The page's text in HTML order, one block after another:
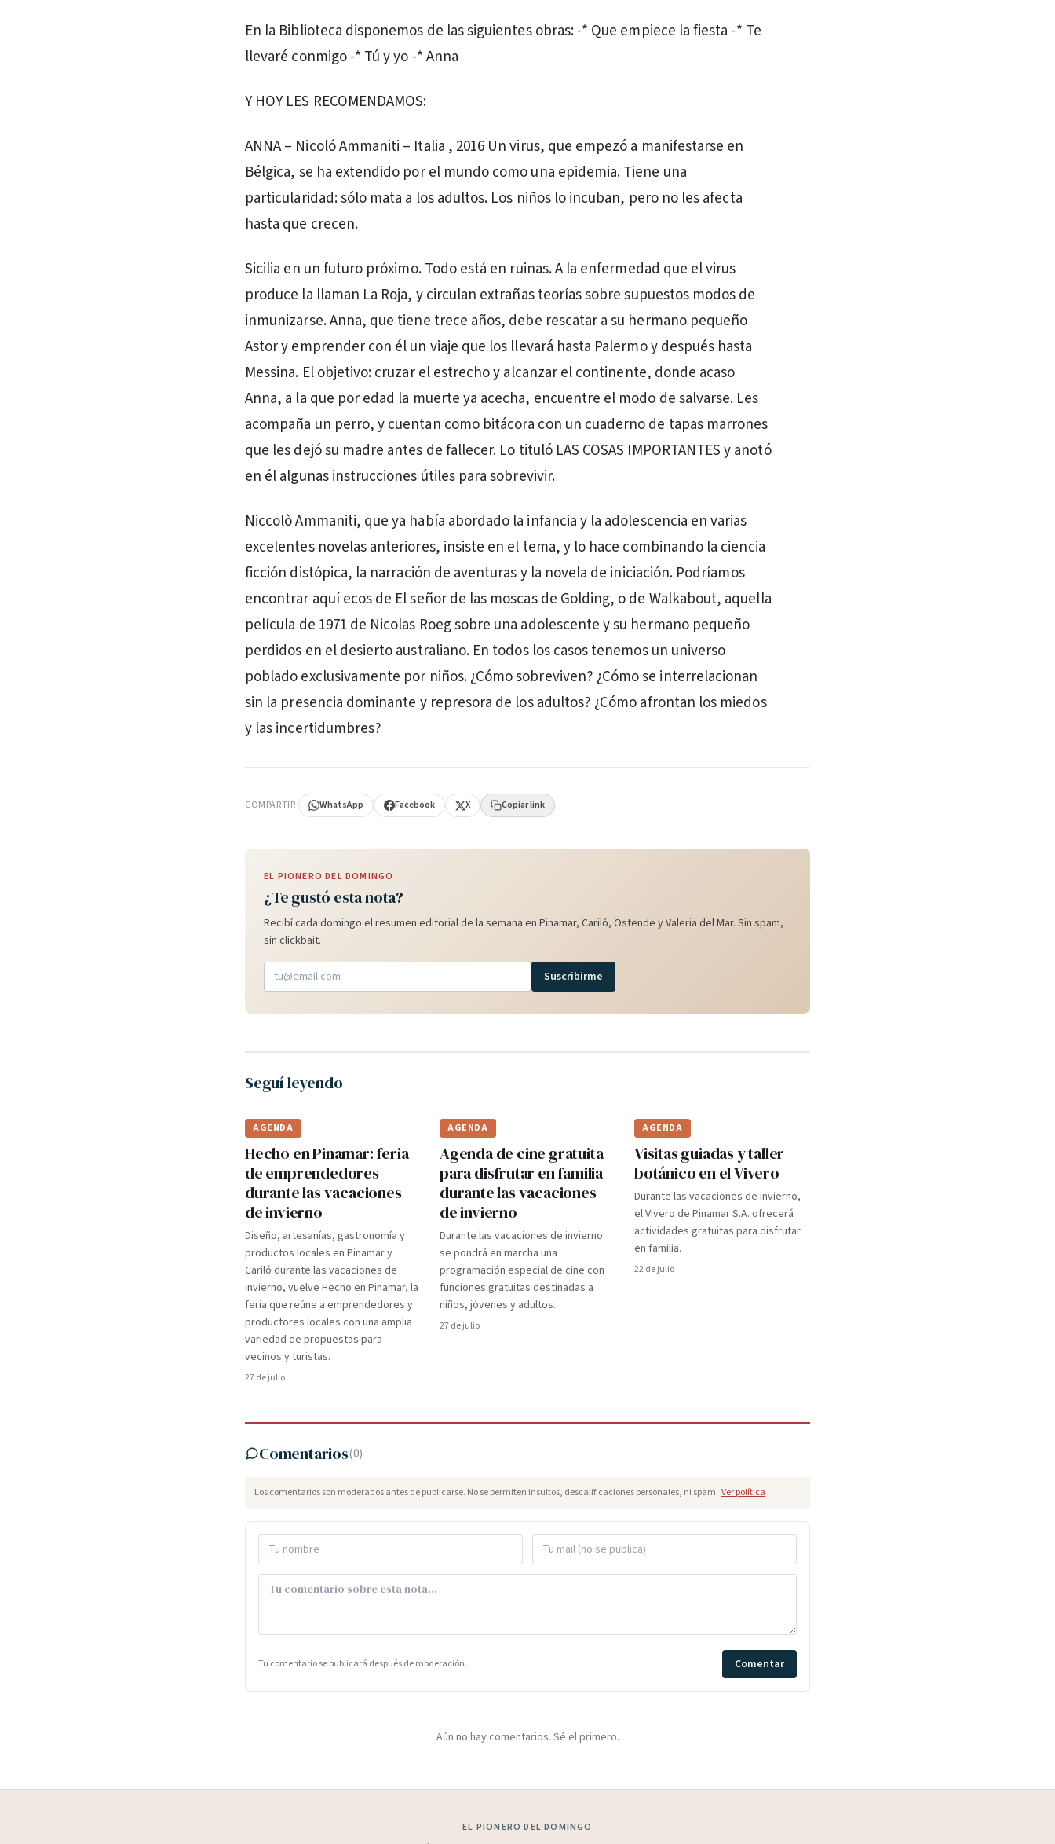
En la Biblioteca disponemos de las siguientes obras: -* Que empiece la fiesta -* Te
llevaré conmigo -* Tú y yo -* Anna
Y HOY LES RECOMENDAMOS:
ANNA – Nicoló Ammaniti – Italia , 2016 Un virus, que empezó a manifestarse en
Bélgica, se ha extendido por el mundo como una epidemia. Tiene una
particularidad: sólo mata a los adultos. Los niños lo incuban, pero no les afecta
hasta que crecen.
Sicilia en un futuro próximo. Todo está en ruinas. A la enfermedad que el virus
produce la llaman La Roja, y circulan extrañas teorías sobre supuestos modos de
inmunizarse. Anna, que tiene trece años, debe rescatar a su hermano pequeño
Astor y emprender con él un viaje que los llevará hasta Palermo y después hasta
Messina. El objetivo: cruzar el estrecho y alcanzar el continente, donde acaso
Anna, a la que por edad la muerte ya acecha, encuentre el modo de salvarse. Les
acompaña un perro, y cuentan como bitácora con un cuaderno de tapas marrones
que les dejó su madre antes de fallecer. Lo tituló LAS COSAS IMPORTANTES y anotó
en él algunas instrucciones útiles para sobrevivir.
Niccolò Ammaniti, que ya había abordado la infancia y la adolescencia en varias
excelentes novelas anteriores, insiste en el tema, y lo hace combinando la ciencia
ficción distópica, la narración de aventuras y la novela de iniciación. Podríamos
encontrar aquí ecos de El señor de las moscas de Golding, o de Walkabout, aquella
película de 1971 de Nicolas Roeg sobre una adolescente y su hermano pequeño
perdidos en el desierto australiano. En todos los casos tenemos un universo
poblado exclusivamente por niños. ¿Cómo sobreviven? ¿Cómo se interrelacionan
sin la presencia dominante y represora de los adultos? ¿Cómo afrontan los miedos
y las incertidumbres?
COMPARTIR WhatsApp Facebook X Copiar link
EL PIONERO DEL DOMINGO
¿Te gustó esta nota?
Recibí cada domingo el resumen editorial de la semana en Pinamar, Cariló, Ostende y Valeria del Mar. Sin spam,
sin clickbait.
Suscribirme
Seguí leyendo
AGENDA
Hecho en Pinamar: feria
de emprendedores
durante las vacaciones
de invierno
Diseño, artesanías, gastronomía y
productos locales en Pinamar y
Cariló durante las vacaciones de
invierno, vuelve Hecho en Pinamar, la
feria que reúne a emprendedores y
productores locales con una amplia
variedad de propuestas para
vecinos y turistas.
27 de julio
AGENDA
Agenda de cine gratuita
para disfrutar en familia
durante las vacaciones
de invierno
Durante las vacaciones de invierno
se pondrá en marcha una
programación especial de cine con
funciones gratuitas destinadas a
niños, jóvenes y adultos.
27 de julio
AGENDA
Visitas guiadas y taller
botánico en el Vivero
Durante las vacaciones de invierno,
el Vivero de Pinamar S.A. ofrecerá
actividades gratuitas para disfrutar
en familia.
22 de julio
Comentarios(0)
Los comentarios son moderados antes de publicarse. No se permiten insultos, descalificaciones personales, ni spam. Ver política
Tu comentario se publicará después de moderación. Comentar
Aún no hay comentarios. Sé el primero.
EL PIONERO DEL DOMINGO